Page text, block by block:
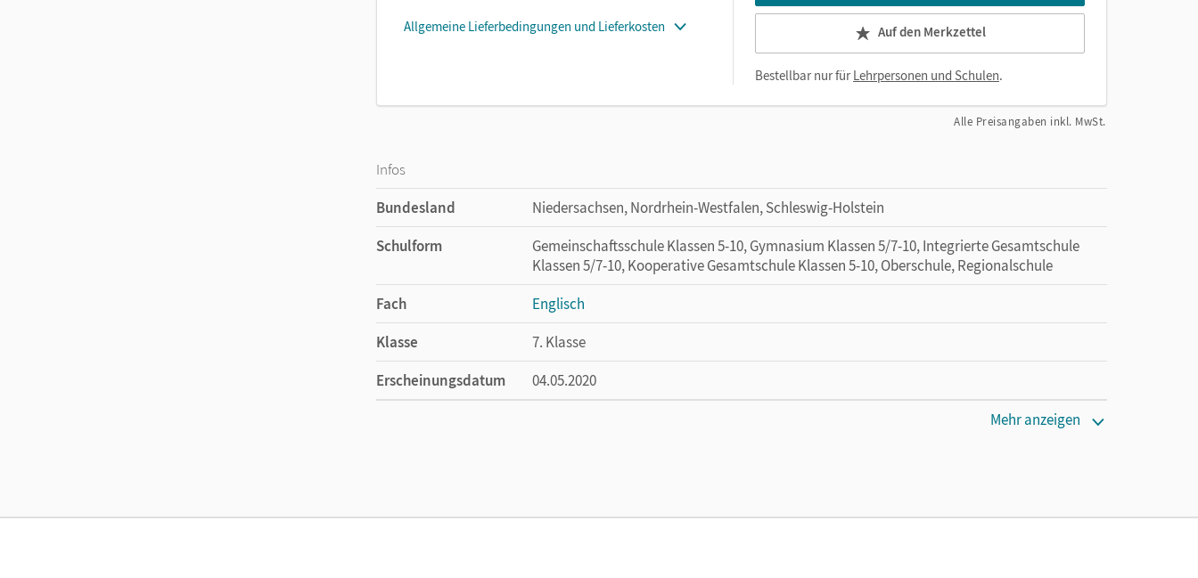
Allgemeine Lieferbedingungen und Lieferkosten Auf den Merkzettel
Bestellbar nur fürLehrpersonen und Schulen.
Alle Preisangaben inkl. MwSt.
Infos
Bundesland
Niedersachsen, Nordrhein-Westfalen, Schleswig-Holstein
Schulform
Gemeinschaftsschule Klassen 5-10, Gymnasium Klassen 5/7-10, Integrierte Gesamtschule
Klassen 5/7-10, Kooperative Gesamtschule Klassen 5-10, Oberschule, Regionalschule
Fach
Englisch
Klasse
7. Klasse
Erscheinungsdatum
04.05.2020
Mehr anzeigen